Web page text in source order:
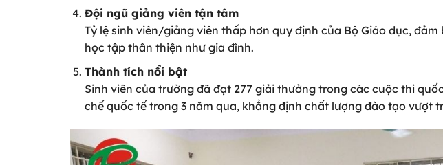
Đội ngũ giảng viên tận tâm
Tỷ lệ sinh viên/giảng viên thấp hơn quy định của Bộ Giáo dục,
học tập thân thiện như gia đình.
Thành tích nổi bật
Sinh viên của trường đã đạt 277 giải thưởng trong các cuộc thi
chế quốc tế trong 3 năm qua, khẳng định chất lượng đào tạo vượt